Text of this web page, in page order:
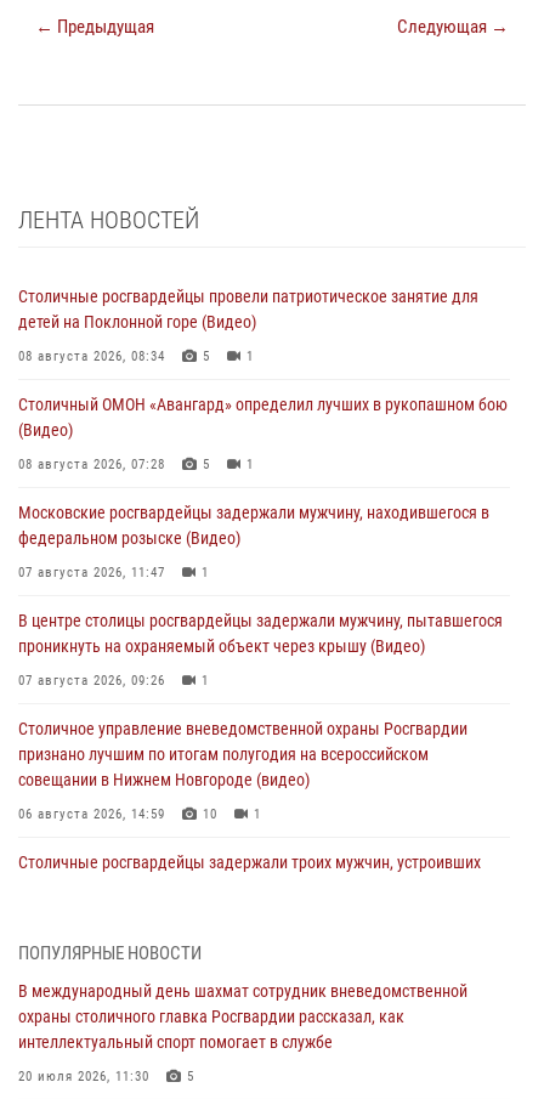
← Предыдущая Следующая →
ЛЕНТА НОВОСТЕЙ
Столичные росгвардейцы провели патриотическое занятие для
детей на Поклонной горе (Видео)
08 августа 2026, 08:34 5 1
Столичный ОМОН «Авангард» определил лучших в рукопашном бою
(Видео)
08 августа 2026, 07:28 5 1
Московские росгвардейцы задержали мужчину, находившегося в
федеральном розыске (Видео)
07 августа 2026, 11:47 1
В центре столицы росгвардейцы задержали мужчину, пытавшегося
проникнуть на охраняемый объект через крышу (Видео)
07 августа 2026, 09:26 1
Столичное управление вневедомственной охраны Росгвардии
признано лучшим по итогам полугодия на всероссийском
совещании в Нижнем Новгороде (видео)
06 августа 2026, 14:59 10 1
Столичные росгвардейцы задержали троих мужчин, устроивших
матче в Москве обеспечила Росгвардия (видео)
06 августа 2026, 08:30
Столичные росгвардейцы задержали мужчину, устроившего дебош
ПОПУЛЯРНЫЕ НОВОСТИ
В международный день шахмат сотрудник вневедомственной
охраны столичного главка Росгвардии рассказал, как
интеллектуальный спорт помогает в службе
20 июля 2026, 11:30 5